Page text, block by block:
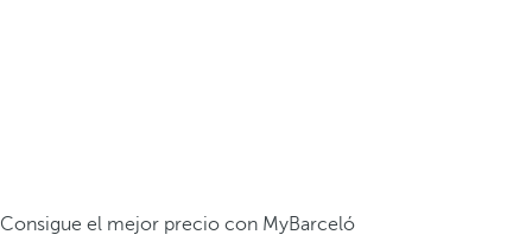
Consigue el mejor precio con MyBarceló